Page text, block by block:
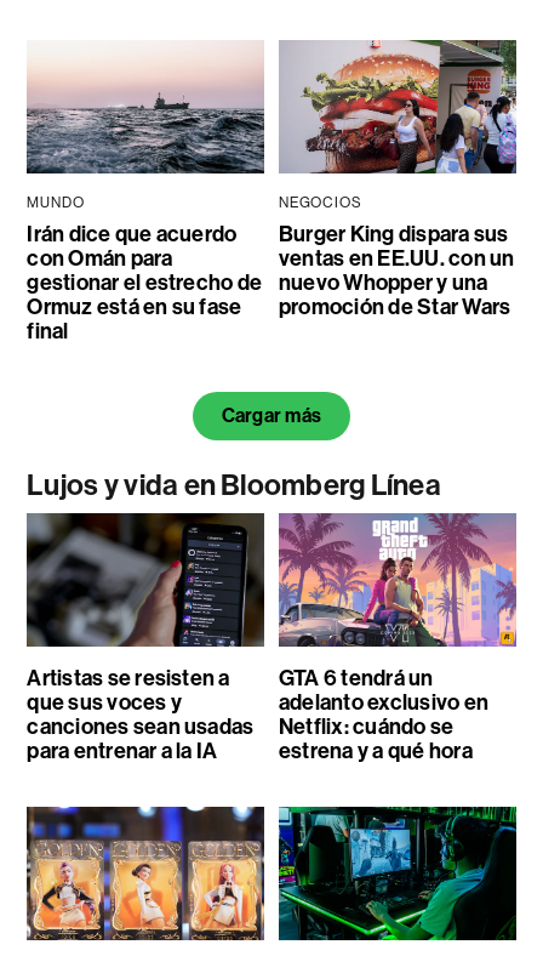
MUNDO
Irán dice que acuerdo
con Omán para
gestionar el estrecho de
Ormuz está en su fase
final
NEGOCIOS
Burger King dispara sus
ventas en EE.UU. con un
nuevo Whopper y una
promoción de Star Wars
Cargar más
Lujos y vida en Bloomberg Línea
Artistas se resisten a
que sus voces y
canciones sean usadas
para entrenar a la IA
GTA 6 tendrá un
adelanto exclusivo en
Netflix: cuándo se
estrena y a qué hora